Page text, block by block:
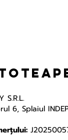
S.R.L.
6, Splaiul